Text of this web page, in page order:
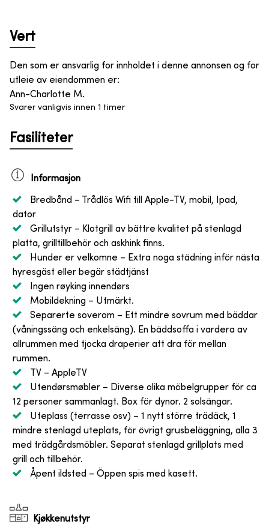
Vert
Den som er ansvarlig for innholdet i denne annonsen og for
utleie av eiendommen er:
Ann-Charlotte M.
Svarer vanligvis innen 1 timer
Fasiliteter
Informasjon
Bredbånd – Trådlös Wifi till Apple-TV, mobil, Ipad,
dator
Grillutstyr – Klotgrill av bättre kvalitet på stenlagd
platta, grilltillbehör och askhink finns.
Hunder er velkomne – Extra noga städning inför nästa
hyresgäst eller begär städtjänst
Ingen røyking innendørs
Mobildekning – Utmärkt.
Separerte soverom – Ett mindre sovrum med bäddar
(våningssäng och enkelsäng). En bäddsoffa i vardera av
allrummen med tjocka draperier att dra för mellan
rummen.
TV – AppleTV
Utendørsmøbler – Diverse olika möbelgrupper för ca
12 personer sammanlagt. Box för dynor. 2 solsängar.
Uteplass (terrasse osv) – 1 nytt större trädäck, 1
mindre stenlagd uteplats, för övrigt grusbeläggning, alla 3
med trädgårdsmöbler. Separat stenlagd grillplats med
grill och tillbehör.
Åpent ildsted – Öppen spis med kasett.
Kjøkkenutstyr